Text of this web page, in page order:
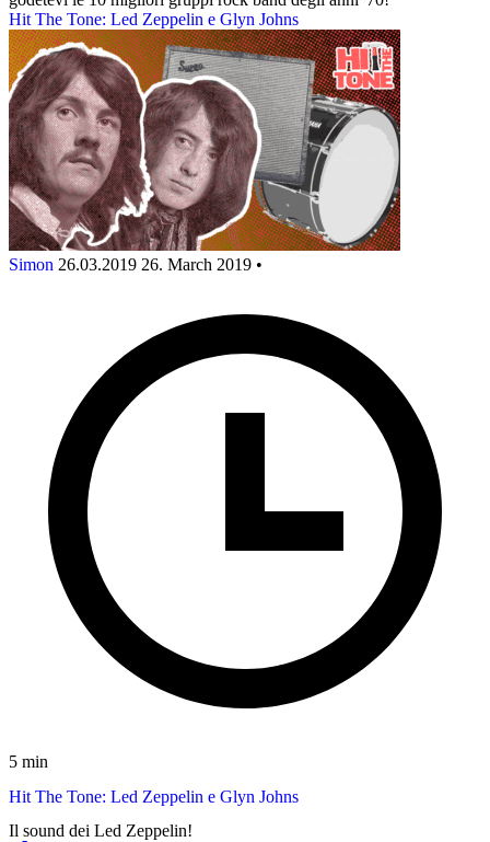
Hit The Tone: Led Zeppelin e Glyn Johns
Simon 26.03.2019 26. March 2019 •
5 min
Hit The Tone: Led Zeppelin e Glyn Johns
Il sound dei Led Zeppelin!